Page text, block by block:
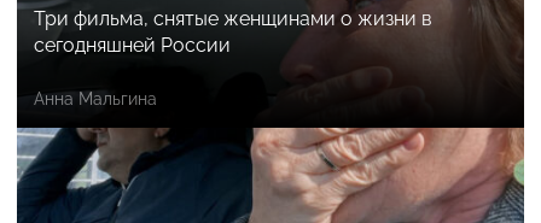
Три фильма, снятые женщинами о жизни в
сегодняшней России
Анна Мальгина